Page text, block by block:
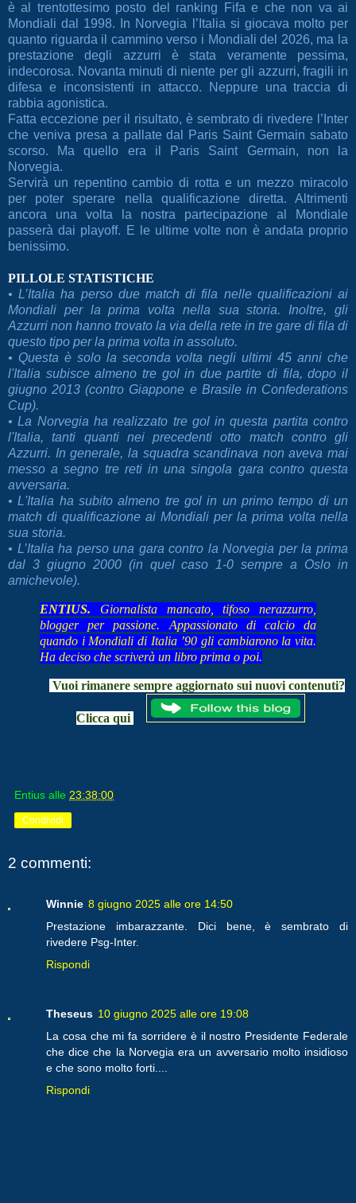
è al trentottesimo posto del ranking Fifa e che non va ai
Mondiali dal 1998. In Norvegia l’Italia si giocava molto per
quanto riguarda il cammino verso i Mondiali del 2026, ma la
prestazione degli azzurri è stata veramente pessima,
indecorosa. Novanta minuti di niente per gli azzurri, fragili in
difesa e inconsistenti in attacco. Neppure una traccia di
rabbia agonistica.
Fatta eccezione per il risultato, è sembrato di rivedere l’Inter
che veniva presa a pallate dal Paris Saint Germain sabato
scorso. Ma quello era il Paris Saint Germain, non la
Norvegia.
Servirà un repentino cambio di rotta e un mezzo miracolo
per poter sperare nella qualificazione diretta. Altrimenti
ancora una volta la nostra partecipazione al Mondiale
passerà dai playoff. E le ultime volte non è andata proprio
benissimo.
PILLOLE STATISTICHE
• L’Italia ha perso due match di fila nelle qualificazioni ai
Mondiali per la prima volta nella sua storia. Inoltre, gli
Azzurri non hanno trovato la via della rete in tre gare di fila di
questo tipo per la prima volta in assoluto.
• Questa è solo la seconda volta negli ultimi 45 anni che
l'Italia subisce almeno tre gol in due partite di fila, dopo il
giugno 2013 (contro Giappone e Brasile in Confederations
Cup).
• La Norvegia ha realizzato tre gol in questa partita contro
l'Italia, tanti quanti nei precedenti otto match contro gli
Azzurri. In generale, la squadra scandinava non aveva mai
messo a segno tre reti in una singola gara contro questa
avversaria.
• L'Italia ha subito almeno tre gol in un primo tempo di un
match di qualificazione ai Mondiali per la prima volta nella
sua storia.
• L’Italia ha perso una gara contro la Norvegia per la prima
dal 3 giugno 2000 (in quel caso 1-0 sempre a Oslo in
amichevole).
ENTIUS. Giornalista mancato, tifoso nerazzurro,
blogger per passione. Appassionato di calcio da
quando i Mondiali di Italia ’90 gli cambiarono la vita.
Ha deciso che scriverà un libro prima o poi.
Vuoi rimanere sempre aggiornato sui nuovi contenuti?
Clicca qui
Entius alle 23:38:00
Condividi
2 commenti:
Winnie 8 giugno 2025 alle ore 14:50
Prestazione imbarazzante. Dici bene, è sembrato di
rivedere Psg-Inter.
Rispondi
Theseus 10 giugno 2025 alle ore 19:08
La cosa che mi fa sorridere è il nostro Presidente Federale
che dice che la Norvegia era un avversario molto insidioso
e che sono molto forti....
Rispondi